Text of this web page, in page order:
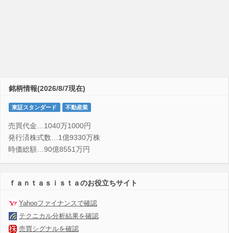
銘柄情報(2026/8/7現在)
東証スタンダード 不動産業
売買代金…1040万1000円
発行済株式数…1億9330万株
時価総額…90億8551万円
ｆａｎｔａｓｉｓｔａのお役立ちサイト
Yahooファイナンスで確認
テクニカル分析結果を確認
売買シグナルを確認